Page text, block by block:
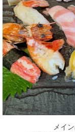
メイ